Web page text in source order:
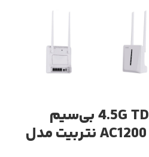
مودم روتر 4.5G TDD-LTE بی‌سیم
گیگابیت و دوباند AC1200 نتربیت مدل